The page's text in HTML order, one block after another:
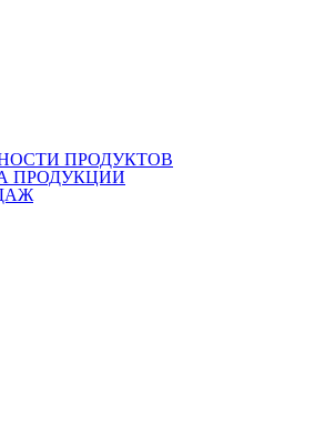
ПРОДУКТОВ
ПРОДУКЦИИ